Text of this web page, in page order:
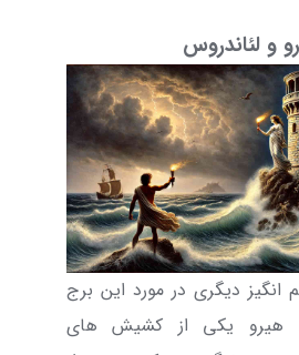
و لئاندروس
انگیز دیگری در مورد این برج
هیرو یکی از کشیش های